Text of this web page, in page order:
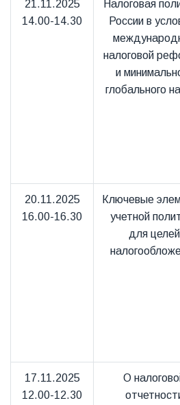
21.11.2025
14.00-14.30
Налоговая
России в
налоговой
и
глобального
20.11.2025
16.00-16.30
Ключевые
учетной
для целей
17.11.2025
12.00-12.30
О